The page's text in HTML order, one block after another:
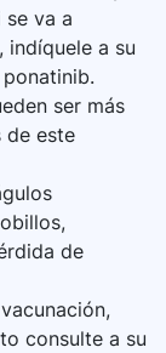
va a
indíquele a su
ser más
de este
de
consulte a su